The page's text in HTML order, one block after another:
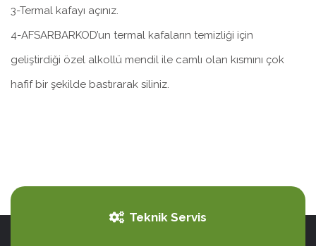
3-Termal kafayı açınız.
4-AFSARBARKOD’un termal kafaların temizliği için
geliştirdiği özel alkollü mendil ile camlı olan kısmını çok
hafif bir şekilde bastırarak siliniz.
Teknik Servis